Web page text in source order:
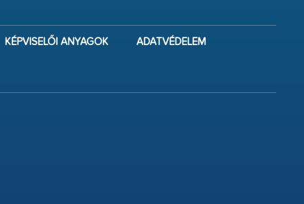
KÉPVISELŐI ANYAGOK ADATVÉDELEM